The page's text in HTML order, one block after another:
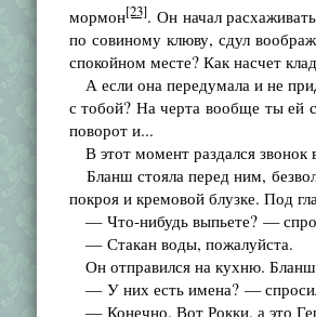
мормон[23]. Он начал
по совиному клюву, сдул
спокойном месте? Как насчет
А если она передумала и не
с тобой? На черта вообще ты ей
поворот и...
В этот момент раздался звонок
Бланш стояла перед ним,
покроя и кремовой блузке. Под
— Что-нибудь выпьете? —
— Стакан воды, пожалуйста.
Он отправился на кухню. Бланш
— У них есть имена? —
— Конечно. Вот Рокки, а это